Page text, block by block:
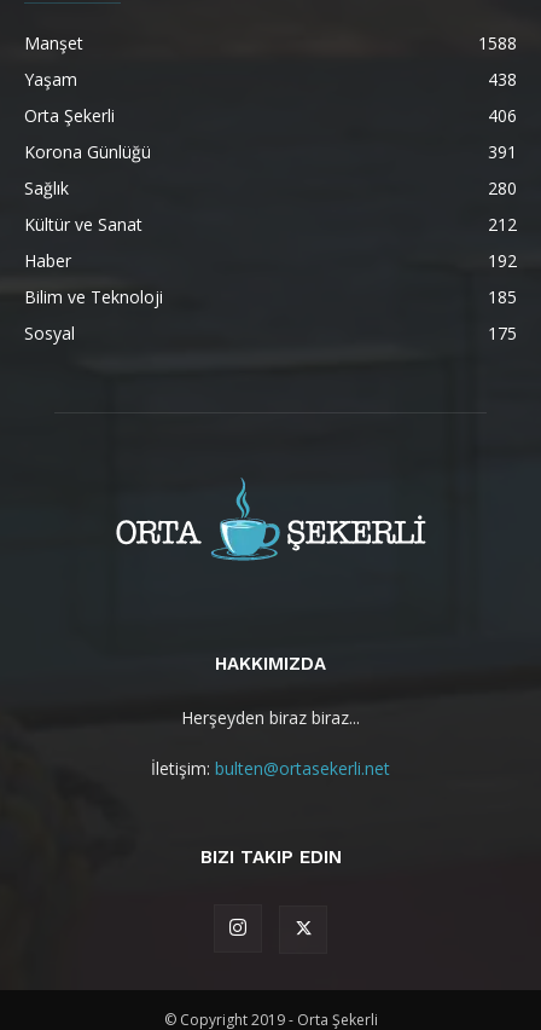
Manşet
1588
Yaşam
438
Orta Şekerli
406
Korona Günlüğü
391
Sağlık
280
Kültür ve Sanat
212
Haber
192
Bilim ve Teknoloji
185
Sosyal
175
HAKKIMIZDA
Herşeyden biraz biraz...
İletişim: bulten@ortasekerli.net
BIZI TAKIP EDIN
© Copyright 2019 - Orta Şekerli